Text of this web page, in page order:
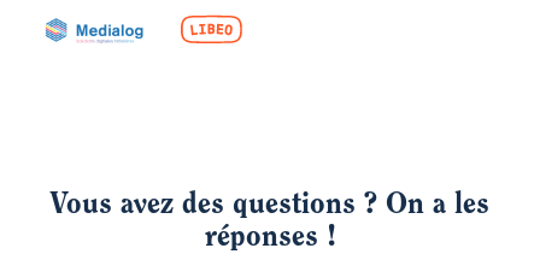
Vous avez des questions ? On a les
réponses !